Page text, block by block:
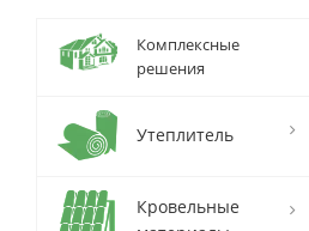
Комплексные
решения
Утеплитель
Кровельные